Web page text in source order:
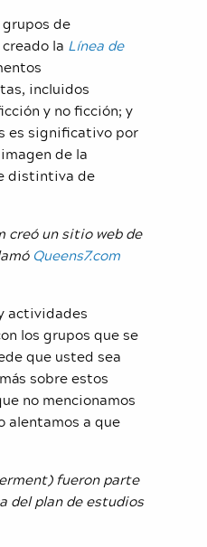
de
la Línea de
incluidos
y no ficción; y
es significativo por
de la
distintiva de
creó un sitio web de
Queens7.com
actividades
los grupos que se
que usted sea
sobre estos
no mencionamos
alentamos a que
fueron parte
del plan de estudios